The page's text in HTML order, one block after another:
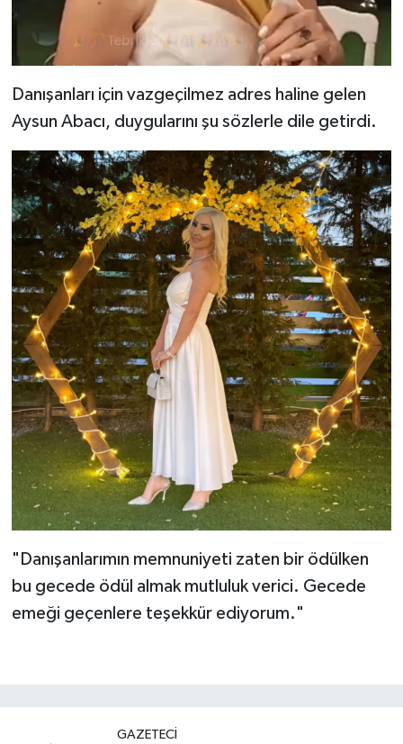
Danışanları için vazgeçilmez adres haline gelen
Aysun Abacı, duygularını şu sözlerle dile getirdi.
"Danışanlarımın memnuniyeti zaten bir ödülken
bu gecede ödül almak mutluluk verici. Gecede
emeği geçenlere teşekkür ediyorum."
GAZETECI